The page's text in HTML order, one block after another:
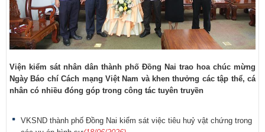
Viện kiểm sát nhân dân thành phố Đồng Nai trao hoa chúc mừng
Ngày Báo chí Cách mạng Việt Nam và khen thưởng các tập thể, cá
nhân có nhiều đóng góp trong công tác tuyên truyền
VKSND thành phố Đồng Nai kiểm sát việc tiêu huỷ vật chứng trong